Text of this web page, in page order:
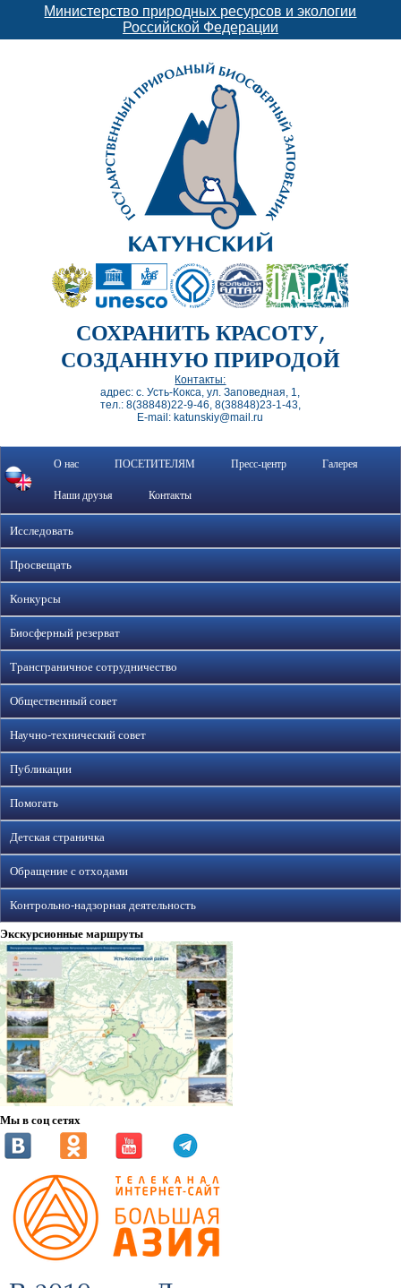
Министерство природных ресурсов и экологии
Российской Федерации
СОХРАНИТЬ КРАСОТУ,
СОЗДАННУЮ ПРИРОДОЙ
Контакты:
адрес: с. Усть-Кокса, ул. Заповедная, 1,
тел.: 8(38848)22-9-46, 8(38848)23-1-43,
E-mail: katunskiy@mail.ru
О нас ПОСЕТИТЕЛЯМ Пресс-центр Галерея
Наши друзья Контакты
Исследовать
Просвещать
Конкурсы
Биосферный резерват
Трансграничное сотрудничество
Общественный совет
Научно-технический совет
Публикации
Помогать
Детская страничка
Обращение с отходами
Контрольно-надзорная деятельность
Экскурсионные маршруты
Мы в соц сетях